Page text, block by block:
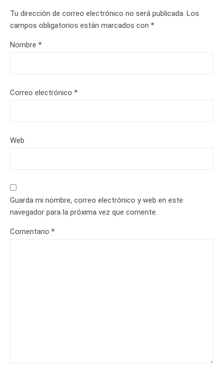
Tu dirección de correo electrónico no será publicada. Los
campos obligatorios están marcados con *
Nombre *
Correo electrónico *
Web
Guarda mi nombre, correo electrónico y web en este
navegador para la próxima vez que comente.
Comentario *